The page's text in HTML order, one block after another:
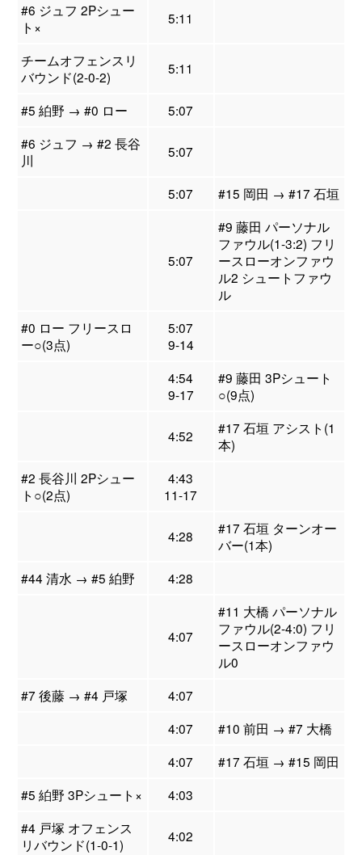
#6 ジュフ 2Pシュー
ト×
5:11
チームオフェンスリ
バウンド(2-0-2)
5:11
#5 絈野 → #0 ロー
5:07
#6 ジュフ → #2 長谷
川
5:07
5:07 #15 岡田 → #17 石垣
5:07
#9 藤田 パーソナル
ファウル(1-3:2) フリ
ースローオンファウ
ル2 シュートファウ
ル
#0 ロー フリースロ
ー○(3点)
5:07
9-14
4:54
9-17
#9 藤田 3Pシュート
○(9点)
4:52
#17 石垣 アシスト(1
本)
#2 長谷川 2Pシュー
ト○(2点)
4:43
11-17
4:28
#17 石垣 ターンオー
バー(1本)
#44 清水 → #5 絈野
4:28
4:07
#11 大橋 パーソナル
ファウル(2-4:0) フリ
ースローオンファウ
ル0
#7 後藤 → #4 戸塚
4:07
4:07
#10 前田 → #7 大橋
4:07
#17 石垣 → #15 岡田
#5 絈野 3Pシュート×
4:03
#4 戸塚 オフェンス
リバウンド(1-0-1)
4:02